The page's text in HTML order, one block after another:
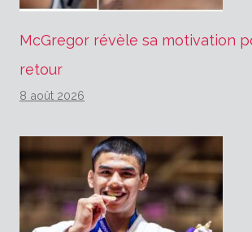
McGregor révèle sa motivation
retour
8 août 2026